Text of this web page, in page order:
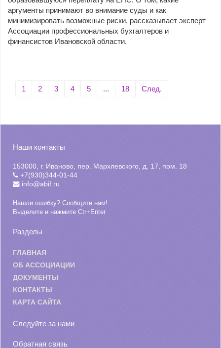
аргументы принимают во внимание суды и как
минимизировать возможные риски, рассказывает эксперт
Ассоциации профессиональных бухгалтеров и
финансистов Ивановской области.
1 2 3 4 5 ... 18 След.
Наши контакты
153000, г. Иваново, пер. Мархлевского, д. 17, пом. 18
+7(930)344-01-44
info@abif.ru
Нашли ошибку? Сообщите нам!
Выделите и нажмите Ctr+Enter
Разделы
ГЛАВНАЯ
ОБ АССОЦИАЦИИ
ДОКУМЕНТЫ
КОНТАКТЫ
КАРТА САЙТА
Следуйте за нами
Обратная связь